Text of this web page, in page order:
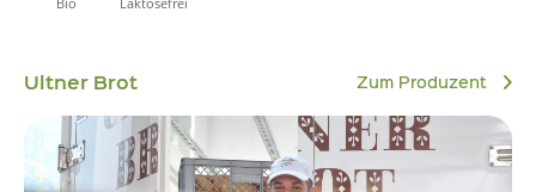
Ultner Brot Zum Produzent